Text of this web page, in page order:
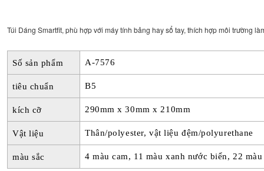
Túi Dáng Smartfit, phù hợp với máy tính bảng hay sổ tay, thích hợp môi trường
Số sản phẩm A-7576
tiêu chuẩn B5
kích cỡ 290mm x 30mm x 210mm
Vật liệu Thân/polyester, vật liệu đệm/polyurethane
màu sắc 4 màu cam, 11 màu xanh nước biển, 22